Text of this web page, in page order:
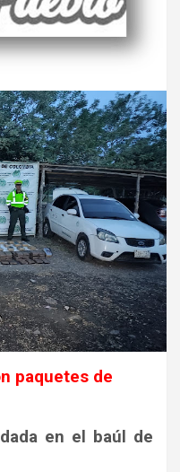
paquetes de
en el baúl de